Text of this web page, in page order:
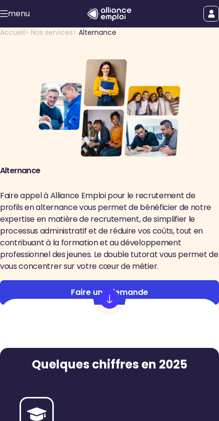
Accéder au contenu principal
Afficher le
menu
le menu
Accueil Nos services Alternance
Alternance
Faire appel à Alliance Emploi pour le recrutement de
profils en alternance vous permet de bénéficier de notre
expertise en matière de recrutement, de simplifier le
processus administratif et de réduire vos coûts, tout en
contribuant à la formation et au développement
professionnel des jeunes. Le double tutorat vous permet de
vous concentrer sur votre cœur de métier.
Faire une demande
Quelques chiffres en 2025